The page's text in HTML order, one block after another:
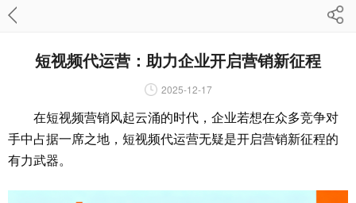
短视频代运营：助力企业开启营销新征程
2025-12-17
在短视频营销风起云涌的时代，企业若想在众多竞争对
手中占据一席之地，短视频代运营无疑是开启营销新征程的
有力武器。